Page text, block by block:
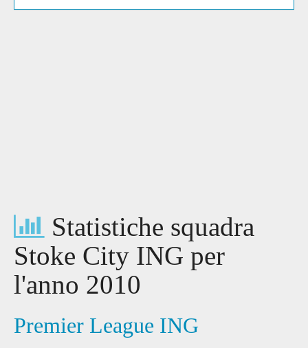
Statistiche squadra
Stoke City ING per
l'anno 2010
Premier League ING